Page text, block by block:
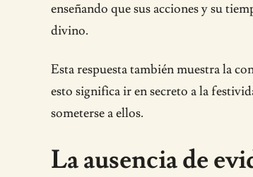
enseñando que sus acciones y su
divino.
Esta respuesta también muestra la
esto significa ir en secreto a la
someterse a ellos.
La ausencia de